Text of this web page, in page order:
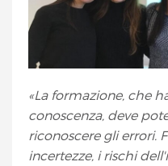
«La formazione, che
conoscenza, deve
riconoscere gli errori.
incertezze, i rischi